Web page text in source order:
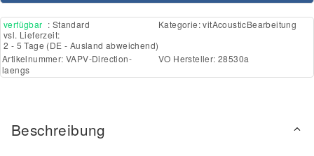
verfügbar : Standard
vsl. Lieferzeit:
2 - 5 Tage (DE - Ausland abweichend)
Kategorie:vitAcousticBearbeitung
Artikelnummer: VAPV-Direction-
laengs
VO Hersteller: 28530a
Beschreibung